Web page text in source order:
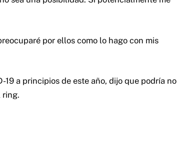
por ellos como lo hago con mis
a principios de este año, dijo que podría no
ring.